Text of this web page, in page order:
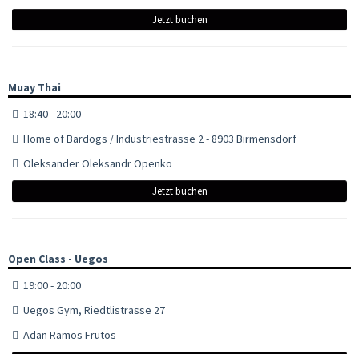
Jetzt buchen
Muay Thai
18:40 - 20:00
Home of Bardogs / Industriestrasse 2 - 8903 Birmensdorf
Oleksander Oleksandr Openko
Jetzt buchen
Open Class - Uegos
19:00 - 20:00
Uegos Gym, Riedtlistrasse 27
Adan Ramos Frutos